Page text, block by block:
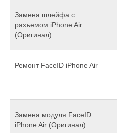
Замена шлейфа с
разъемом iPhone Air
(Оригинал)
Ремонт FaceID iPhone Air
Замена модуля FaceID
iPhone Air (Оригинал)